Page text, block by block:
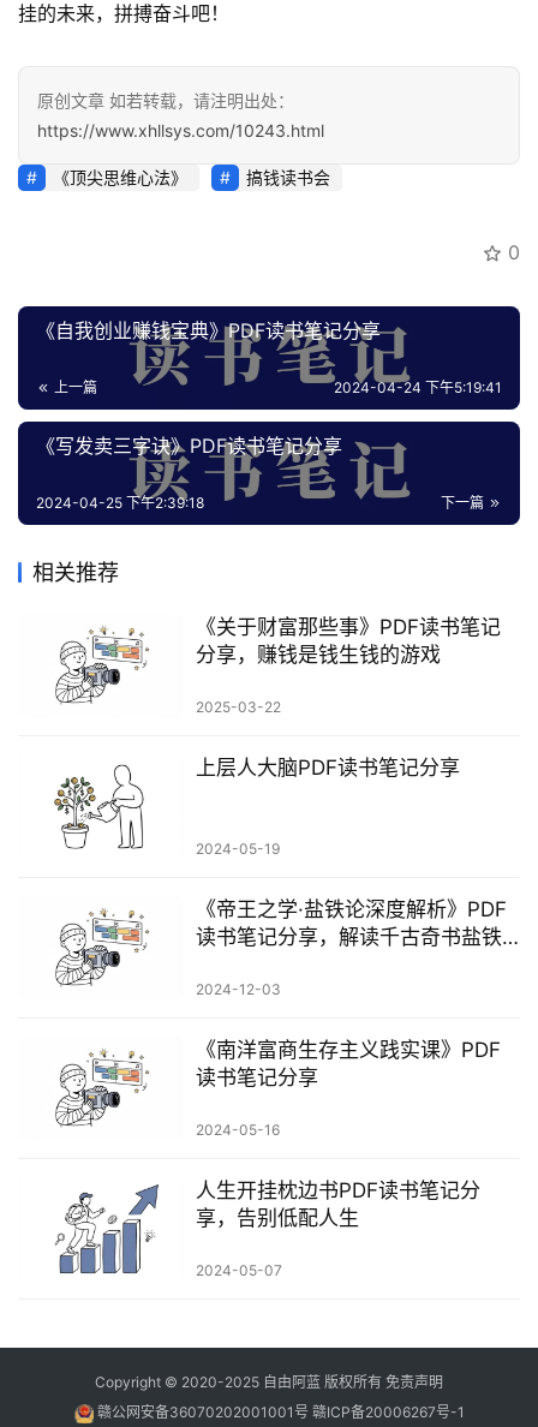
坑
指
南
运
资
源
会
专
挂的未来，拼搏奋斗吧！
原创文章 如若转载，请注明出处：
https://www.xhllsys.com/10243.html
《顶尖思维心法》 搞钱读书会
0
《自我创业赚钱宝典》PDF读书笔记分享
上一篇 2024-04-24 下午5:19:41
《写发卖三字诀》PDF读书笔记分享
下一篇
2024-04-25 下午2:39:18
相关推荐
《关于财富那些事》PDF读书笔记
分享，赚钱是钱生钱的游戏
2025-03-22
上层人大脑PDF读书笔记分享
2024-05-19
《帝王之学·盐铁论深度解析》PDF
读书笔记分享，解读千古奇书盐铁
2024-12-03
《南洋富商生存主义践实‬课》PDF
读书笔记分享
2024-05-16
人生开挂枕边书PDF读书笔记分
享，告别低配人生
2024-05-07
Copyright © 2020-2025 自由阿蓝 版权所有 免责声明
赣公网安备36070202001001号 赣ICP备20006267号-1